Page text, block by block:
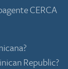
CERCA
Republic?